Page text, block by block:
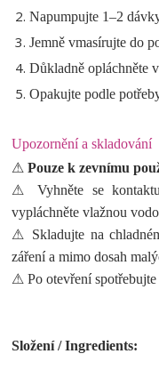
Napumpujte 1–2
Jemně vmasírujte do
Důkladně opláchněte
Opakujte podle
Upozornění a skladování
⚠Pouze k zevnímu
⚠ Vyhněte se
vypláchněte vlažnou
⚠ Skladujte na
záření a mimo dosah
⚠ Po otevření spotřebujte
Složení / Ingredients: